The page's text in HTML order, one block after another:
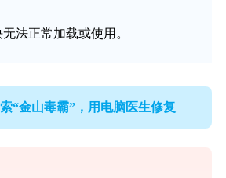
法正常加载或使用。
“金山毒霸”，用电脑医生修复